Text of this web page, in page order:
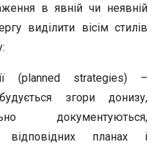
в явній чи неявній
виділити вісім стилів
(planned strategies) –
згори донизу,
документуються,
планах і